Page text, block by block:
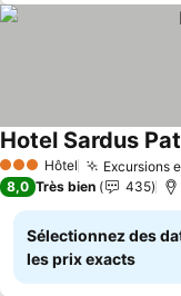
3 ÉtoilesHôtel Excursions
Hotel Sardus
8,0 Très bien 435
Sélectionnez des
les prix exacts